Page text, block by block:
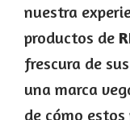
nuestra
productos de
frescura de
una marca
de cómo